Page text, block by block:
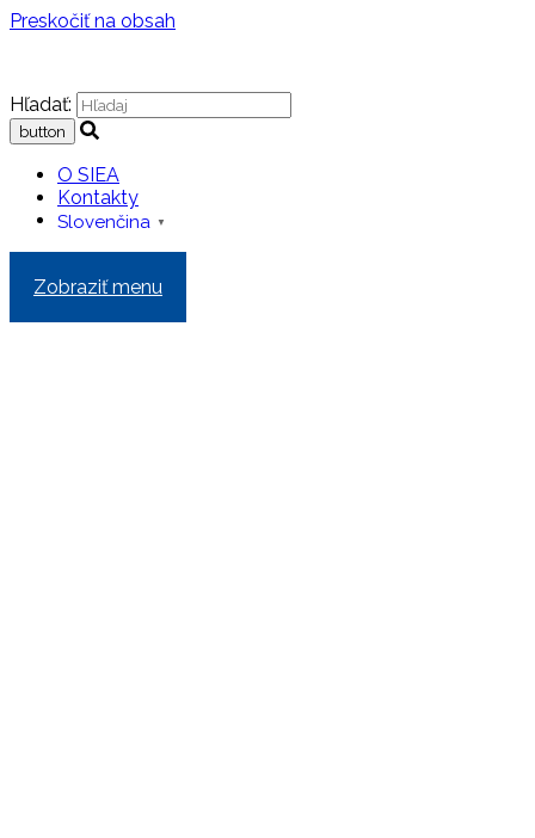
Preskočiť na obsah
Hľadať:
O SIEA
Kontakty
Slovenčina ▼
Zobraziť menu